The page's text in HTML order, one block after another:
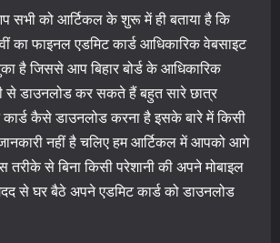
सभी को आर्टिकल के शुरू में ही बताया है कि
का फाइनल एडमिट कार्ड आधिकारिक वेबसाइट
है जिससे आप बिहार बोर्ड के आधिकारिक
से डाउनलोड कर सकते हैं बहुत सारे छात्र
कैसे डाउनलोड करना है इसके बारे में किसी
नहीं है चलिए हम आर्टिकल में आपको आगे
से बिना किसी परेशानी की अपने मोबाइल
से घर बैठे अपने एडमिट कार्ड को डाउनलोड